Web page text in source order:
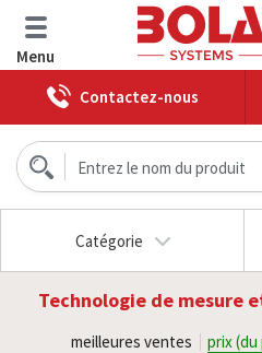
Menu
Contactez-nous
Catégorie
Technologie de mesure
meilleures ventes
prix (du